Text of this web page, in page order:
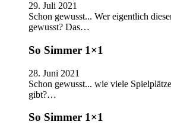
29. Juli 2021
Schon gewusst... Wer eigentlich
gewusst? Das…
So Simmer 1×1
28. Juni 2021
Schon gewusst... wie viele
gibt?…
So Simmer 1×1